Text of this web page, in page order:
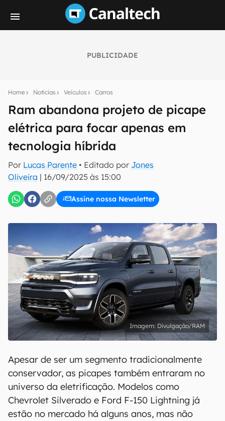
PUBLICIDADE
Home Notícias Veículos Carros
Ram abandona projeto de picape
elétrica para focar apenas em
tecnologia híbrida
Por Lucas Parente • Editado por Jones
Oliveira | 16/09/2025 às 15:00
Assine nossa Newsletter
notícias e reviews sobre tecnologia em primeira
E-mail
inscreva-se
Confirmo que li, aceito e concordo com os Termos de
Uso e Política de Privacidade do Canaltech.
Divulgação/RAM
Apesar de ser um segmento tradicionalmente
conservador, as picapes também entraram no
universo da eletrificação. Modelos como
Chevrolet Silverado e Ford F-150 Lightning já
estão no mercado há alguns anos, mas não